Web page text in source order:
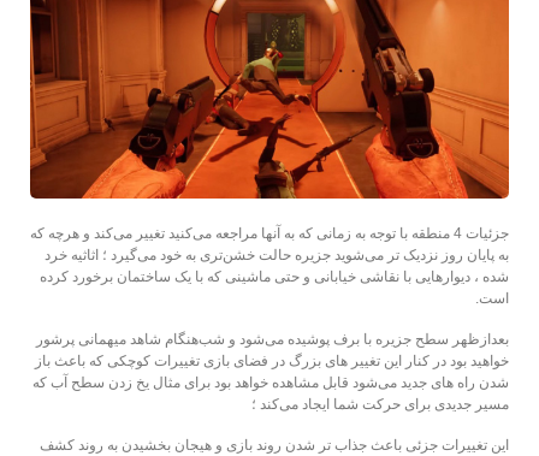
جزئیات 4 منطقه با توجه به زمانی که به آنها مراجعه می‌کنید تغییر می‌کند و هرچه که
به پایان روز نزدیک‌ تر می‌شوید جزیره حالت خشن‌تری به خود می‌گیرد ؛ اثاثیه خرد
شده ، دیوارهایی با نقاشی خیابانی و حتی ماشینی که با یک ساختمان برخورد کرده
است.
بعد‌از‌ظهر سطح جزیره با برف پوشیده می‌شود و شب‌هنگام شاهد میهمانی پرشور
خواهید بود در کنار این تغییر های بزرگ در فضای بازی تغییرات کوچکی که باعث باز
شدن راه های جدید می‌شود قابل مشاهده خواهد بود برای مثال یخ زدن سطح آب که
مسیر جدیدی برای حرکت شما ایجاد می‌کند ؛
این تغییرات جزئی باعث جذاب تر شدن روند بازی و هیجان بخشیدن به روند کشف